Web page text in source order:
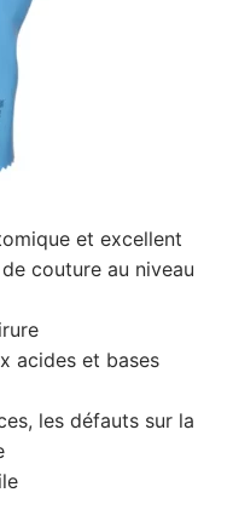
et excellent
couture au niveau
acides et bases
les défauts sur la